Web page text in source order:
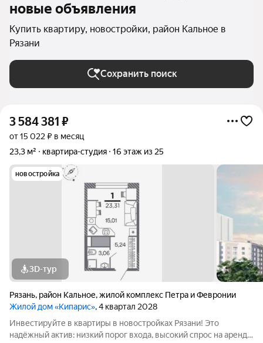
новые объявления
Купить квартиру, новостройки, район Кальное в
Рязани
Сохранить поиск
3 584 381 ₽
от 15 022 ₽ в месяц
23,3 м²
квартира-студия 16 этаж из 25
новостройка
3D-тур
Рязань, район Кальное,жилой комплекс Петра и Февронии
Жилой дом «Кипарис», 4 квартал 2028
Инвестируйте в квартиры в новостройках Рязани! Это
надёжный актив: низкий порог входа, высокий спрос на аренду